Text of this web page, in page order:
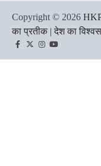
Copyright © 2026
का प्रतीक | देश का
Facebook
TwitterInstagram
YouTube